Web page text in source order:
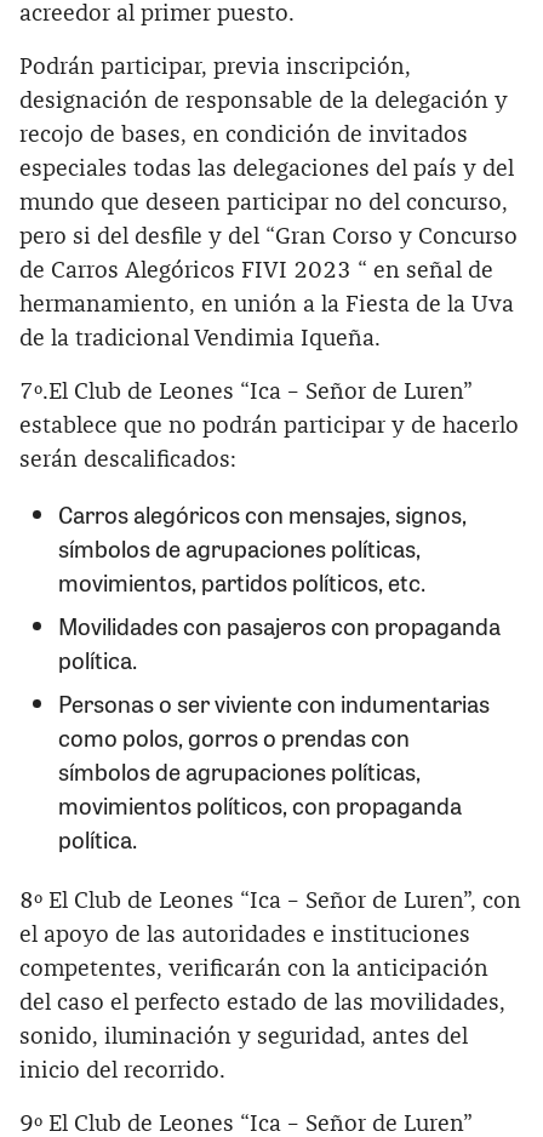
acreedor al primer puesto.
Podrán participar, previa inscripción,
designación de responsable de la delegación y
recojo de bases, en condición de invitados
especiales todas las delegaciones del país y del
mundo que deseen participar no del concurso,
pero si del desfile y del “Gran Corso y Concurso
de Carros Alegóricos FIVI 2023 “ en señal de
hermanamiento, en unión a la Fiesta de la Uva
de la tradicional Vendimia Iqueña.
7º.El Club de Leones “Ica – Señor de Luren”
establece que no podrán participar y de hacerlo
serán descalificados:
Carros alegóricos con mensajes, signos,
símbolos de agrupaciones políticas,
movimientos, partidos políticos, etc.
Movilidades con pasajeros con propaganda
política.
Personas o ser viviente con indumentarias
como polos, gorros o prendas con
símbolos de agrupaciones políticas,
movimientos políticos, con propaganda
política.
8º El Club de Leones “Ica – Señor de Luren”, con
el apoyo de las autoridades e instituciones
competentes, verificarán con la anticipación
del caso el perfecto estado de las movilidades,
sonido, iluminación y seguridad, antes del
inicio del recorrido.
9º El Club de Leones “Ica – Señor de Luren”